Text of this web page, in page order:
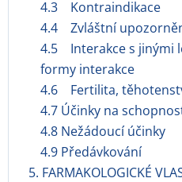
4.3 Kontraindikace
4.4 Zvláštní
4.5 Interakce s jinými
formy interakce
4.6 Fertilita,
4.7 Účinky na
4.8 Nežádoucí účinky
4.9 Předávkování
5. FARMAKOLOGICKÉ